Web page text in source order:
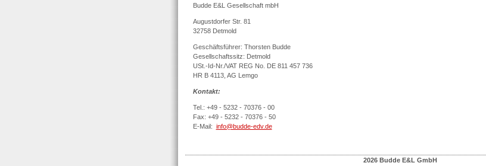
Budde E&L Gesellschaft mbH
Augustdorfer Str. 81
32758 Detmold
Geschäftsführer: Thorsten Budde
Gesellschaftssitz: Detmold
USt.-Id-Nr./VAT REG No. DE 811 457 736
HR B 4113, AG Lemgo
Kontakt:
Tel.: +49 - 5232 - 70376 - 00
Fax: +49 - 5232 - 70376 - 50
E-Mail: info@budde-edv.de
2026 Budde E&L GmbH